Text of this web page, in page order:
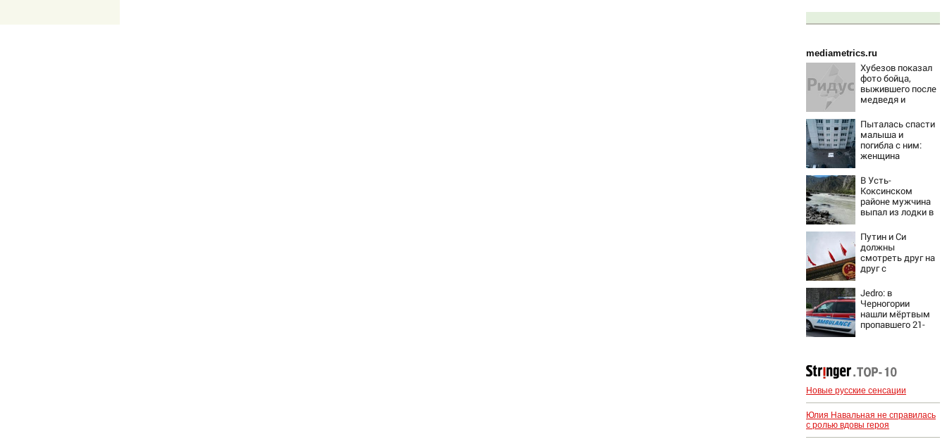
mediametrics.ru
Хубезов показал
фото бойца,
выжившего после
медведя и
Пыталась спасти
малыша и
погибла с ним:
женщина
насмерть на
глазах у детей
06/08/2026 –
Новости
В Усть-
Коксинском
районе мужчина
выпал из лодки в
Путин и Си
должны
смотреть друг на
друг с
Зеленский
поставил задачу
своим
дипломатам
Jedro: в
Черногории
нашли мёртвым
пропавшего 21-
Новые русские сенсации
Юлия Навальная не справилась
с ролью вдовы героя